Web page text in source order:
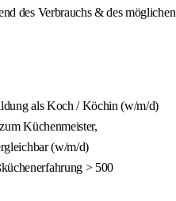
des Verbrauchs & des möglichen
als Koch / Köchin (w/m/d)
Küchenmeister,
(w/m/d)
> 500